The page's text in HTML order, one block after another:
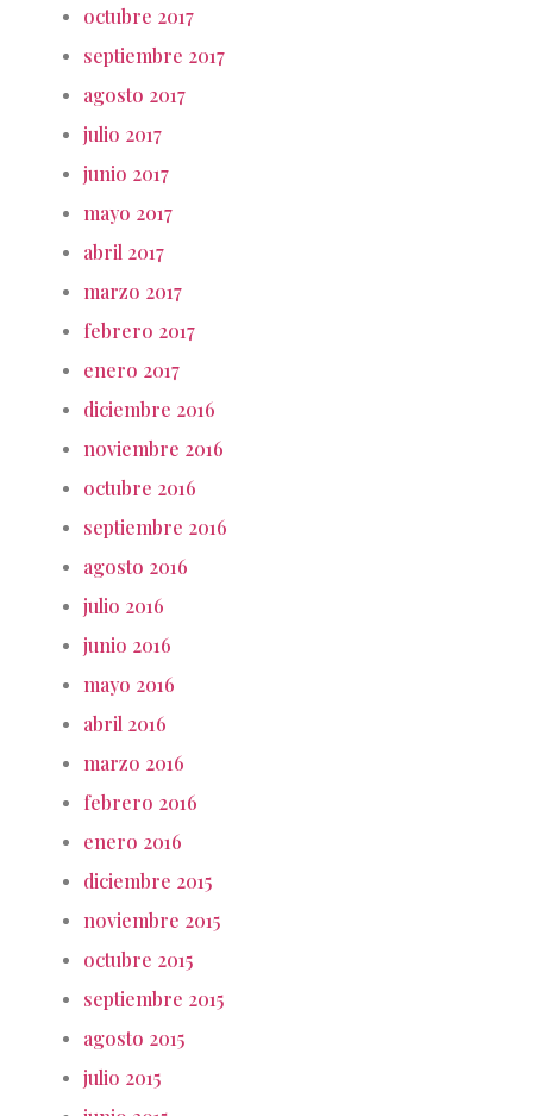
octubre 2017
septiembre 2017
agosto 2017
julio 2017
junio 2017
mayo 2017
abril 2017
marzo 2017
febrero 2017
enero 2017
diciembre 2016
noviembre 2016
octubre 2016
septiembre 2016
agosto 2016
julio 2016
junio 2016
mayo 2016
abril 2016
marzo 2016
febrero 2016
enero 2016
diciembre 2015
noviembre 2015
octubre 2015
septiembre 2015
agosto 2015
julio 2015